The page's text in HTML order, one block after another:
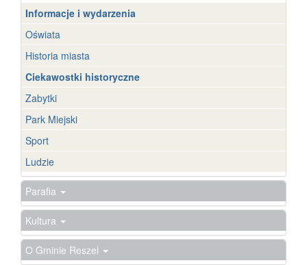
Informacje i wydarzenia
Oświata
Historia miasta
Ciekawostki historyczne
Zabytki
Park Miejski
Sport
Ludzie
Parafia
Kultura
O Gminie Reszel